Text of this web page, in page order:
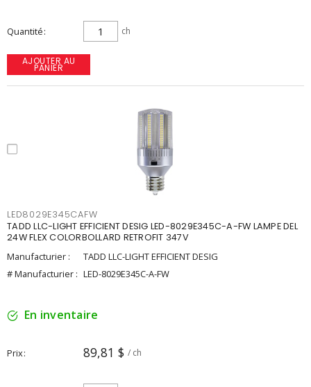
Quantité ch
AJOUTER AU
PANIER
LED8029E345CAFW
TADD LLC-LIGHT EFFICIENT DESIG LED-8029E345C-A-FW LAMPE DEL
24W FLEX COLORBOLLARD RETROFIT 347V
Manufacturier :
TADD LLC-LIGHT EFFICIENT DESIG
# Manufacturier : LED-8029E345C-A-FW
En inventaire
Prix 89,81 $ / ch